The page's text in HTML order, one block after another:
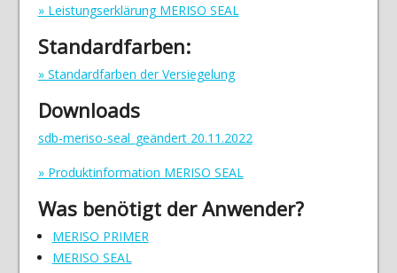
» Leistungserklärung MERISO SEAL
Standardfarben:
» Standardfarben der Versiegelung
Downloads
sdb-meriso-seal_geändert 20.11.2022
» Produktinformation MERISO SEAL
Was benötigt der Anwender?
MERISO PRIMER
MERISO SEAL